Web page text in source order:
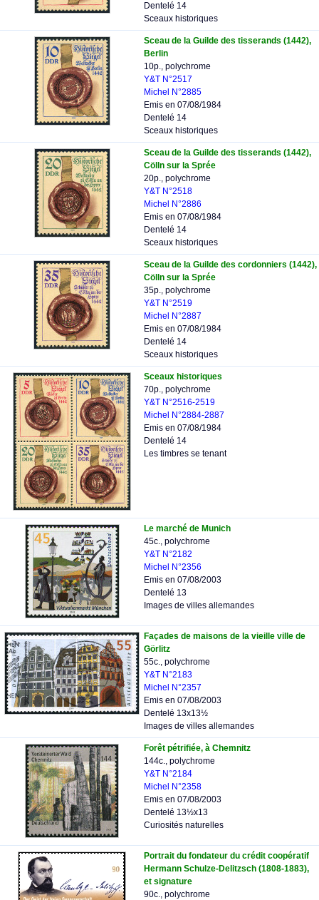
Dentelé 14
Sceaux historiques
Sceau de la Guilde des tisserands (1442),
Berlin
10p., polychrome
Y&T N°2517
Michel N°2885
Emis en 07/08/1984
Dentelé 14
Sceaux historiques
Sceau de la Guilde des tisserands (1442),
Cölln sur la Sprée
20p., polychrome
Y&T N°2518
Michel N°2886
Emis en 07/08/1984
Dentelé 14
Sceaux historiques
Sceau de la Guilde des cordonniers (1442),
Cölln sur la Sprée
35p., polychrome
Y&T N°2519
Michel N°2887
Emis en 07/08/1984
Dentelé 14
Sceaux historiques
Sceaux historiques
70p., polychrome
Y&T N°2516-2519
Michel N°2884-2887
Emis en 07/08/1984
Dentelé 14
Les timbres se tenant
Le marché de Munich
45c., polychrome
Y&T N°2182
Michel N°2356
Emis en 07/08/2003
Dentelé 13
Images de villes allemandes
Façades de maisons de la vieille ville de
Görlitz
55c., polychrome
Y&T N°2183
Michel N°2357
Emis en 07/08/2003
Dentelé 13x13½
Images de villes allemandes
Forêt pétrifiée, à Chemnitz
144c., polychrome
Y&T N°2184
Michel N°2358
Emis en 07/08/2003
Dentelé 13½x13
Curiosités naturelles
Portrait du fondateur du crédit coopératif
Hermann Schulze-Delitzsch (1808-1883),
et signature
90c., polychrome